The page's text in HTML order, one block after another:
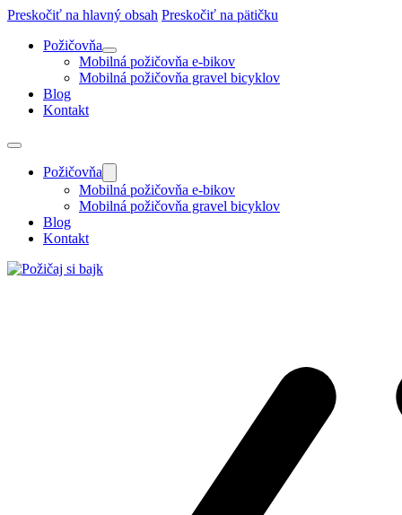
Preskočiť na hlavný obsah Preskočiť na pätičku
Požičovňa
Mobilná požičovňa e-bikov
Mobilná požičovňa gravel bicyklov
Blog
Kontakt
Požičovňa
Mobilná požičovňa e-bikov
Mobilná požičovňa gravel bicyklov
Blog
Kontakt